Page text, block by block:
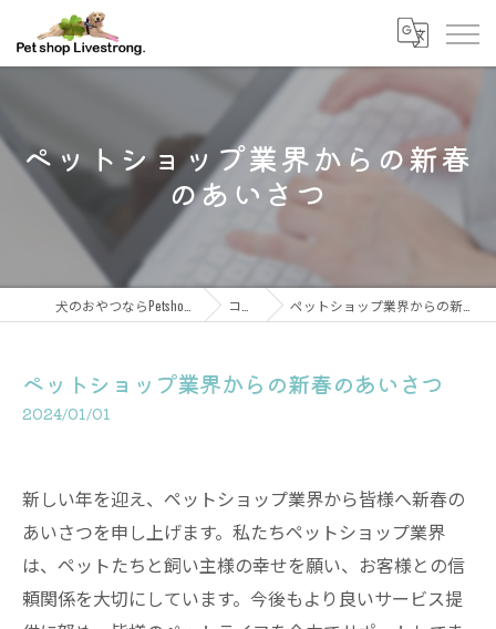
ペットショップ業界からの新春
のあいさつ
コラム ペットショップ業界からの新春のあいさつ
ペットショップ業界からの新春のあいさつ
2024/01/01
新しい年を迎え、ペットショップ業界から皆様へ新春の
あいさつを申し上げます。私たちペットショップ業界
は、ペットたちと飼い主様の幸せを願い、お客様との信
頼関係を大切にしています。今後もより良いサービス提